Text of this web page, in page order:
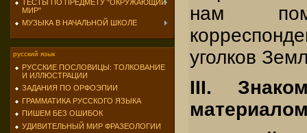
ТЕСТЫ ПО ПРЕДМЕТУ "ОКРУЖАЮЩИЙ
МИР"
МУЗЫКА В НАЧАЛЬНОЙ ШКОЛЕ
русский язык
РУССКИЕ ПОСЛОВИЦЫ: ТОЛКОВАНИЕ
И ИЛЛЮСТРАЦИИ
ЗАДАНИЯ ПО ОРФОЭПИИ
ГРАММАТИКА РУССКОГО ЯЗЫКА
ПИШЕМ БЕЗ ОШИБОК
УДИВИТЕЛЬНЫЙ МИР ФРАЗЕОЛОГИИ
нам
уголков
III.